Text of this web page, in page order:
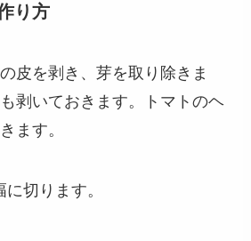
り方
皮を剥き、芽を取り除きま
剥いておきます。トマトのヘ
ます。
切ります。